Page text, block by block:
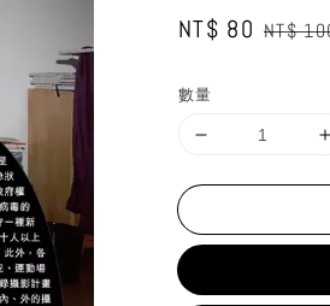
Sale
NT$ 80 NT$
數量